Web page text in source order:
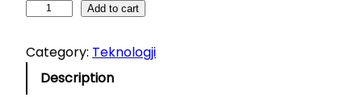
a
n
Add to cart
Category: Teknologji
Description